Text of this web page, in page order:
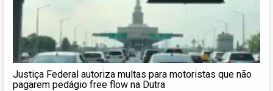
Justiça Federal autoriza multas para motoristas que não
pagarem pedágio free flow na Dutra